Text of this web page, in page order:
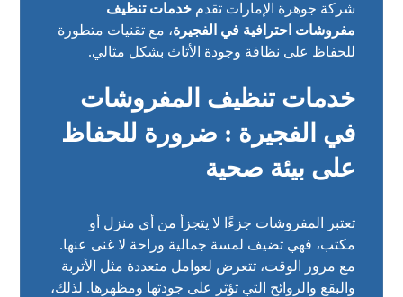
شركة جوهرة الإمارات تقدمخدمات تنظيف
مفروشات احترافية في الفجيرة، مع تقنيات متطورة
للحفاظ على نظافة وجودة الأثاث بشكل مثالي.
خدمات تنظيف المفروشات
في الفجيرة : ضرورة للحفاظ
على بيئة صحية
تعتبر المفروشات جزءًا لا يتجزأ من أي منزل أو
مكتب، فهي تضيف لمسة جمالية وراحة لا غنى عنها.
مع مرور الوقت، تتعرض لعوامل متعددة مثل الأتربة
والبقع والروائح التي تؤثر على جودتها ومظهرها. لذلك،